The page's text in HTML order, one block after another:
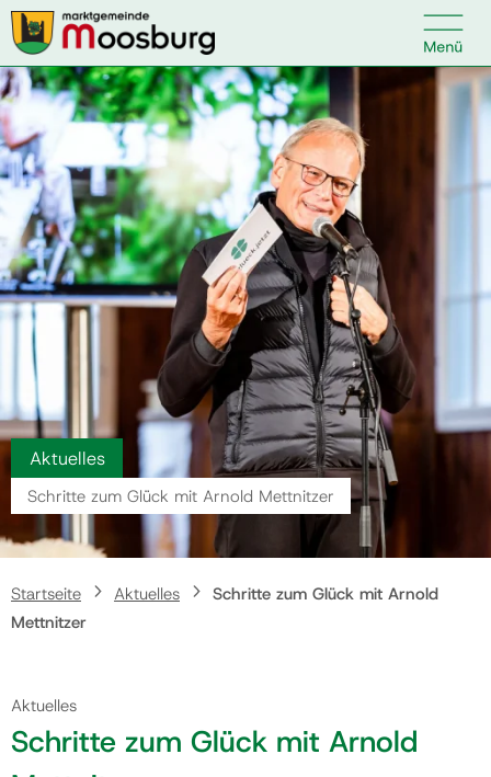
Kontakt 
Suche nach:
Startseite
Kundenservice
Ihr Anliegen
Veranstaltungen
Politik
Gemeinde
Kontakt
Aktuelles
Schritte zum Glück mit Arnold Mettnitzer
Startseite Aktuelles
Schritte zum Glück mit Arnold
Mettnitzer
Aktuelles
Schritte zum Glück mit Arnold